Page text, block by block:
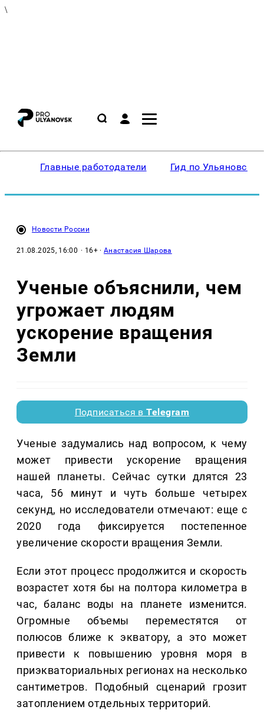
\
Главные работодатели Гид по Ульяновску
Новости России
21.08.2025, 16:00 · 16+ ·Анастасия Шарова
Ученые объяснили, чем
угрожает людям
ускорение вращения
Земли
Подписаться вTelegram
Ученые задумались над вопросом, к чему
может привести ускорение вращения
нашей планеты. Сейчас сутки длятся 23
часа, 56 минут и чуть больше четырех
секунд, но исследователи отмечают: еще с
2020 года фиксируется постепенное
увеличение скорости вращения Земли.
Если этот процесс продолжится и скорость
возрастет хотя бы на полтора километра в
час, баланс воды на планете изменится.
Огромные объемы переместятся от
полюсов ближе к экватору, а это может
привести к повышению уровня моря в
приэкваториальных регионах на несколько
сантиметров. Подобный сценарий грозит
затоплением отдельных территорий.